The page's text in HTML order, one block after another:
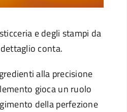
e degli stampi da
conta.
alla precisione
gioca un ruolo
della perfezione